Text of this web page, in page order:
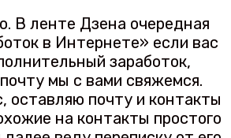
В ленте Дзена очередная
в Интернете» если вас
заработок,
мы с вами свяжемся.
оставляю почту и контакты
на контакты простого